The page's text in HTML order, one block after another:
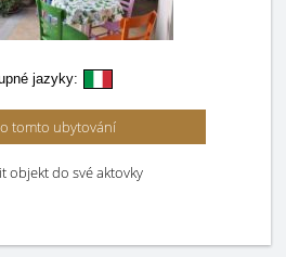
jazyky:
tomto ubytování
objekt do své aktovky